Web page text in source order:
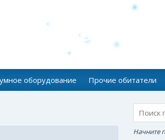
оборудование Прочие обитатели
Начните